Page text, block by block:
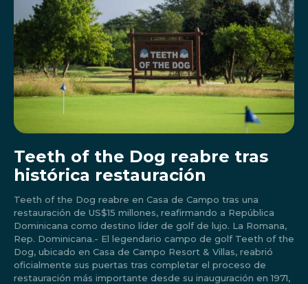
Don't miss
out!
Sing up for our newsletter
to stay in the loop.
Teeth of the Dog reabre tras
histórica restauración
Teeth of the Dog reabre en Casa de Campo tras una
restauración de US$15 millones, reafirmando a República
Dominicana como destino líder de golf de lujo. La Romana,
Rep. Dominicana.- El legendario campo de golf Teeth of the
Dog, ubicado en Casa de Campo Resort & Villas, reabrió
oficialmente sus puertas tras completar el proceso de
restauración más importante desde su inauguración en 1971,